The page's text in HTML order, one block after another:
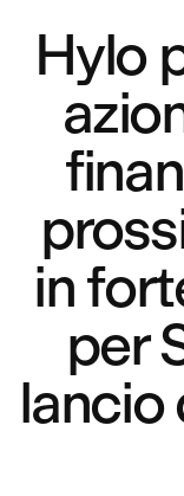
Hylo
in
per
lancio